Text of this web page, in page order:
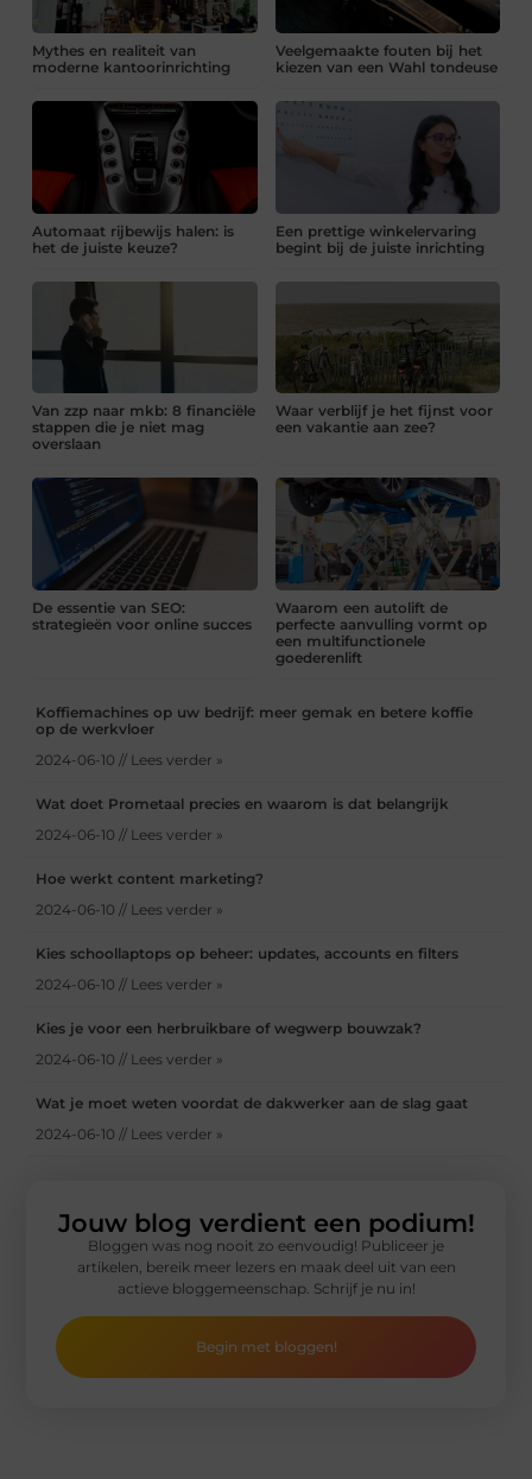
Mythes en realiteit van
moderne kantoorinrichting
Veelgemaakte fouten bij het
kiezen van een Wahl tondeuse
Automaat rijbewijs halen: is
het de juiste keuze?
Een prettige winkelervaring
begint bij de juiste inrichting
Van zzp naar mkb: 8 financiële
stappen die je niet mag
overslaan
Waar verblijf je het fijnst voor
een vakantie aan zee?
De essentie van SEO:
strategieën voor online succes
Waarom een autolift de
perfecte aanvulling vormt op
een multifunctionele
goederenlift
Koffiemachines op uw bedrijf: meer gemak en betere koffie
op de werkvloer
2024-06-10 // Lees verder »
Wat doet Prometaal precies en waarom is dat belangrijk
2024-06-10 // Lees verder »
Hoe werkt content marketing?
2024-06-10 // Lees verder »
Kies schoollaptops op beheer: updates, accounts en filters
2024-06-10 // Lees verder »
Kies je voor een herbruikbare of wegwerp bouwzak?
2024-06-10 // Lees verder »
Wat je moet weten voordat de dakwerker aan de slag gaat
2024-06-10 // Lees verder »
Jouw blog verdient een podium!
Bloggen was nog nooit zo eenvoudig! Publiceer je
artikelen, bereik meer lezers en maak deel uit van een
actieve bloggemeenschap. Schrijf je nu in!
Begin met bloggen!